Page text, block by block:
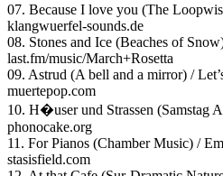
07. Because I love you (The
klangwuerfel-sounds.de
08. Stones and Ice (Beaches of
last.fm/music/March+Rosetta
09. Astrud (A bell and a mirror) /
muertepop.com
10. H�user und Strassen (Samstag
phonocake.org
11. For Pianos (Chamber Music) /
stasisfield.com